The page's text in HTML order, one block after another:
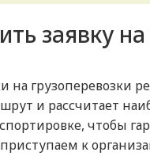
заявку
на грузоперевозки
и рассчитает
чтобы
к